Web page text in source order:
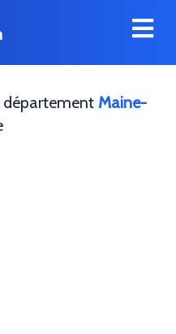
département Maine-